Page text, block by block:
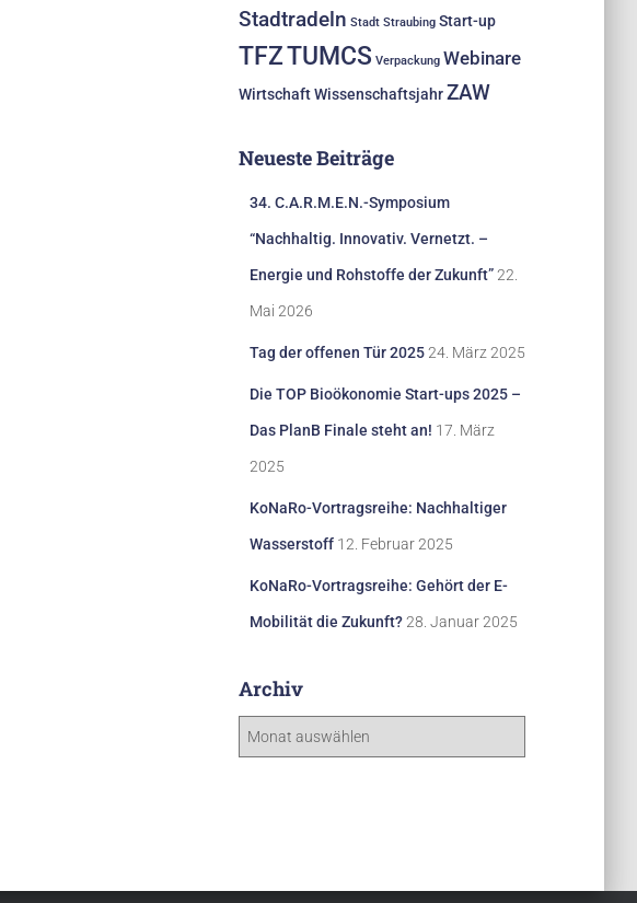
Stadtradeln Stadt Straubing Start-up
TFZTUMCS Verpackung Webinare
Wirtschaft Wissenschaftsjahr ZAW
Neueste Beiträge
34. C.A.R.M.E.N.-Symposium
“Nachhaltig. Innovativ. Vernetzt. –
Energie und Rohstoffe der Zukunft” 22.
Mai 2026
Tag der offenen Tür 2025 24. März 2025
Die TOP Bioökonomie Start-ups 2025 –
Das PlanB Finale steht an! 17. März
2025
KoNaRo-Vortragsreihe: Nachhaltiger
Wasserstoff 12. Februar 2025
KoNaRo-Vortragsreihe: Gehört der E-
Mobilität die Zukunft? 28. Januar 2025
Archiv